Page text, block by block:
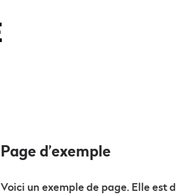
Page d’exemple
Voici un exemple de page. Elle est